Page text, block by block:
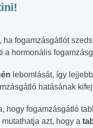
fogamzásgátlót
a hormonális
lebomlását, így
hatásának
hogy fogamzásgátló
azt, hogy a